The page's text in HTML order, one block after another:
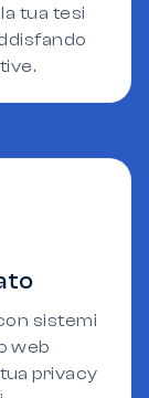
tua tesi
sistemi
web
privacy